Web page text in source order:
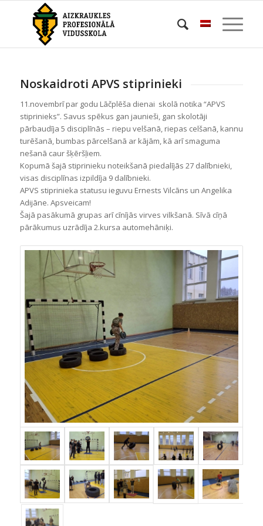
Noskaidroti APVS stiprinieki
11.novembrī par godu Lāčplēša dienai skolā notika “APVS
stiprinieks”. Savus spēkus gan jaunieši, gan skolotāji
pārbaudīja 5 disciplīnās – riepu velšanā, riepas celšanā, kannu
turēšanā, bumbas pārcelšanā ar kājām, kā arī smaguma
nešanā caur šķēršļiem.
Kopumā šajā stiprinieku noteikšanā piedalījās 27 dalībnieki,
visas disciplīnas izpildīja 9 dalībnieki.
APVS stiprinieka statusu ieguvu Ernests Vilcāns un Angelika
Adijāne. Apsveicam!
Šajā pasākumā grupas arī cīnījās virves vilkšanā. Sīvā cīņā
pārākumus uzrādīja 2.kursa automehāniķi.